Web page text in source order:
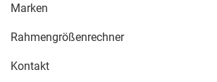
Marken
Rahmengrößenrechner
Kontakt